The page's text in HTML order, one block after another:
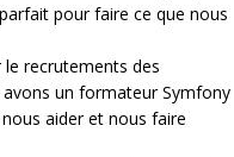
pour faire ce que nous
recrutements des
un formateur Symfony
aider et nous faire